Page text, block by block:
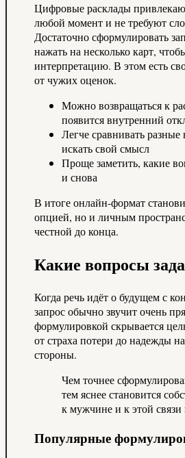
Цифровые расклады
любой момент и не требуют
Достаточно сформулировать
нажать на несколько карт,
интерпретацию. В этом есть
от чужих оценок.
Можно возвращаться к
появится внутренний
Легче сравнивать
искать свой смысл
Проще заметить, какие
и снова
В итоге онлайн-формат
опцией, но и личным
честной до конца.
Какие вопросы
Когда речь идёт о будущем с
запрос обычно звучит очень
формулировкой скрывается
от страха потери до надежды
стороны.
Чем точнее
тем яснее становится
к мужчине и к этой связи
Популярные